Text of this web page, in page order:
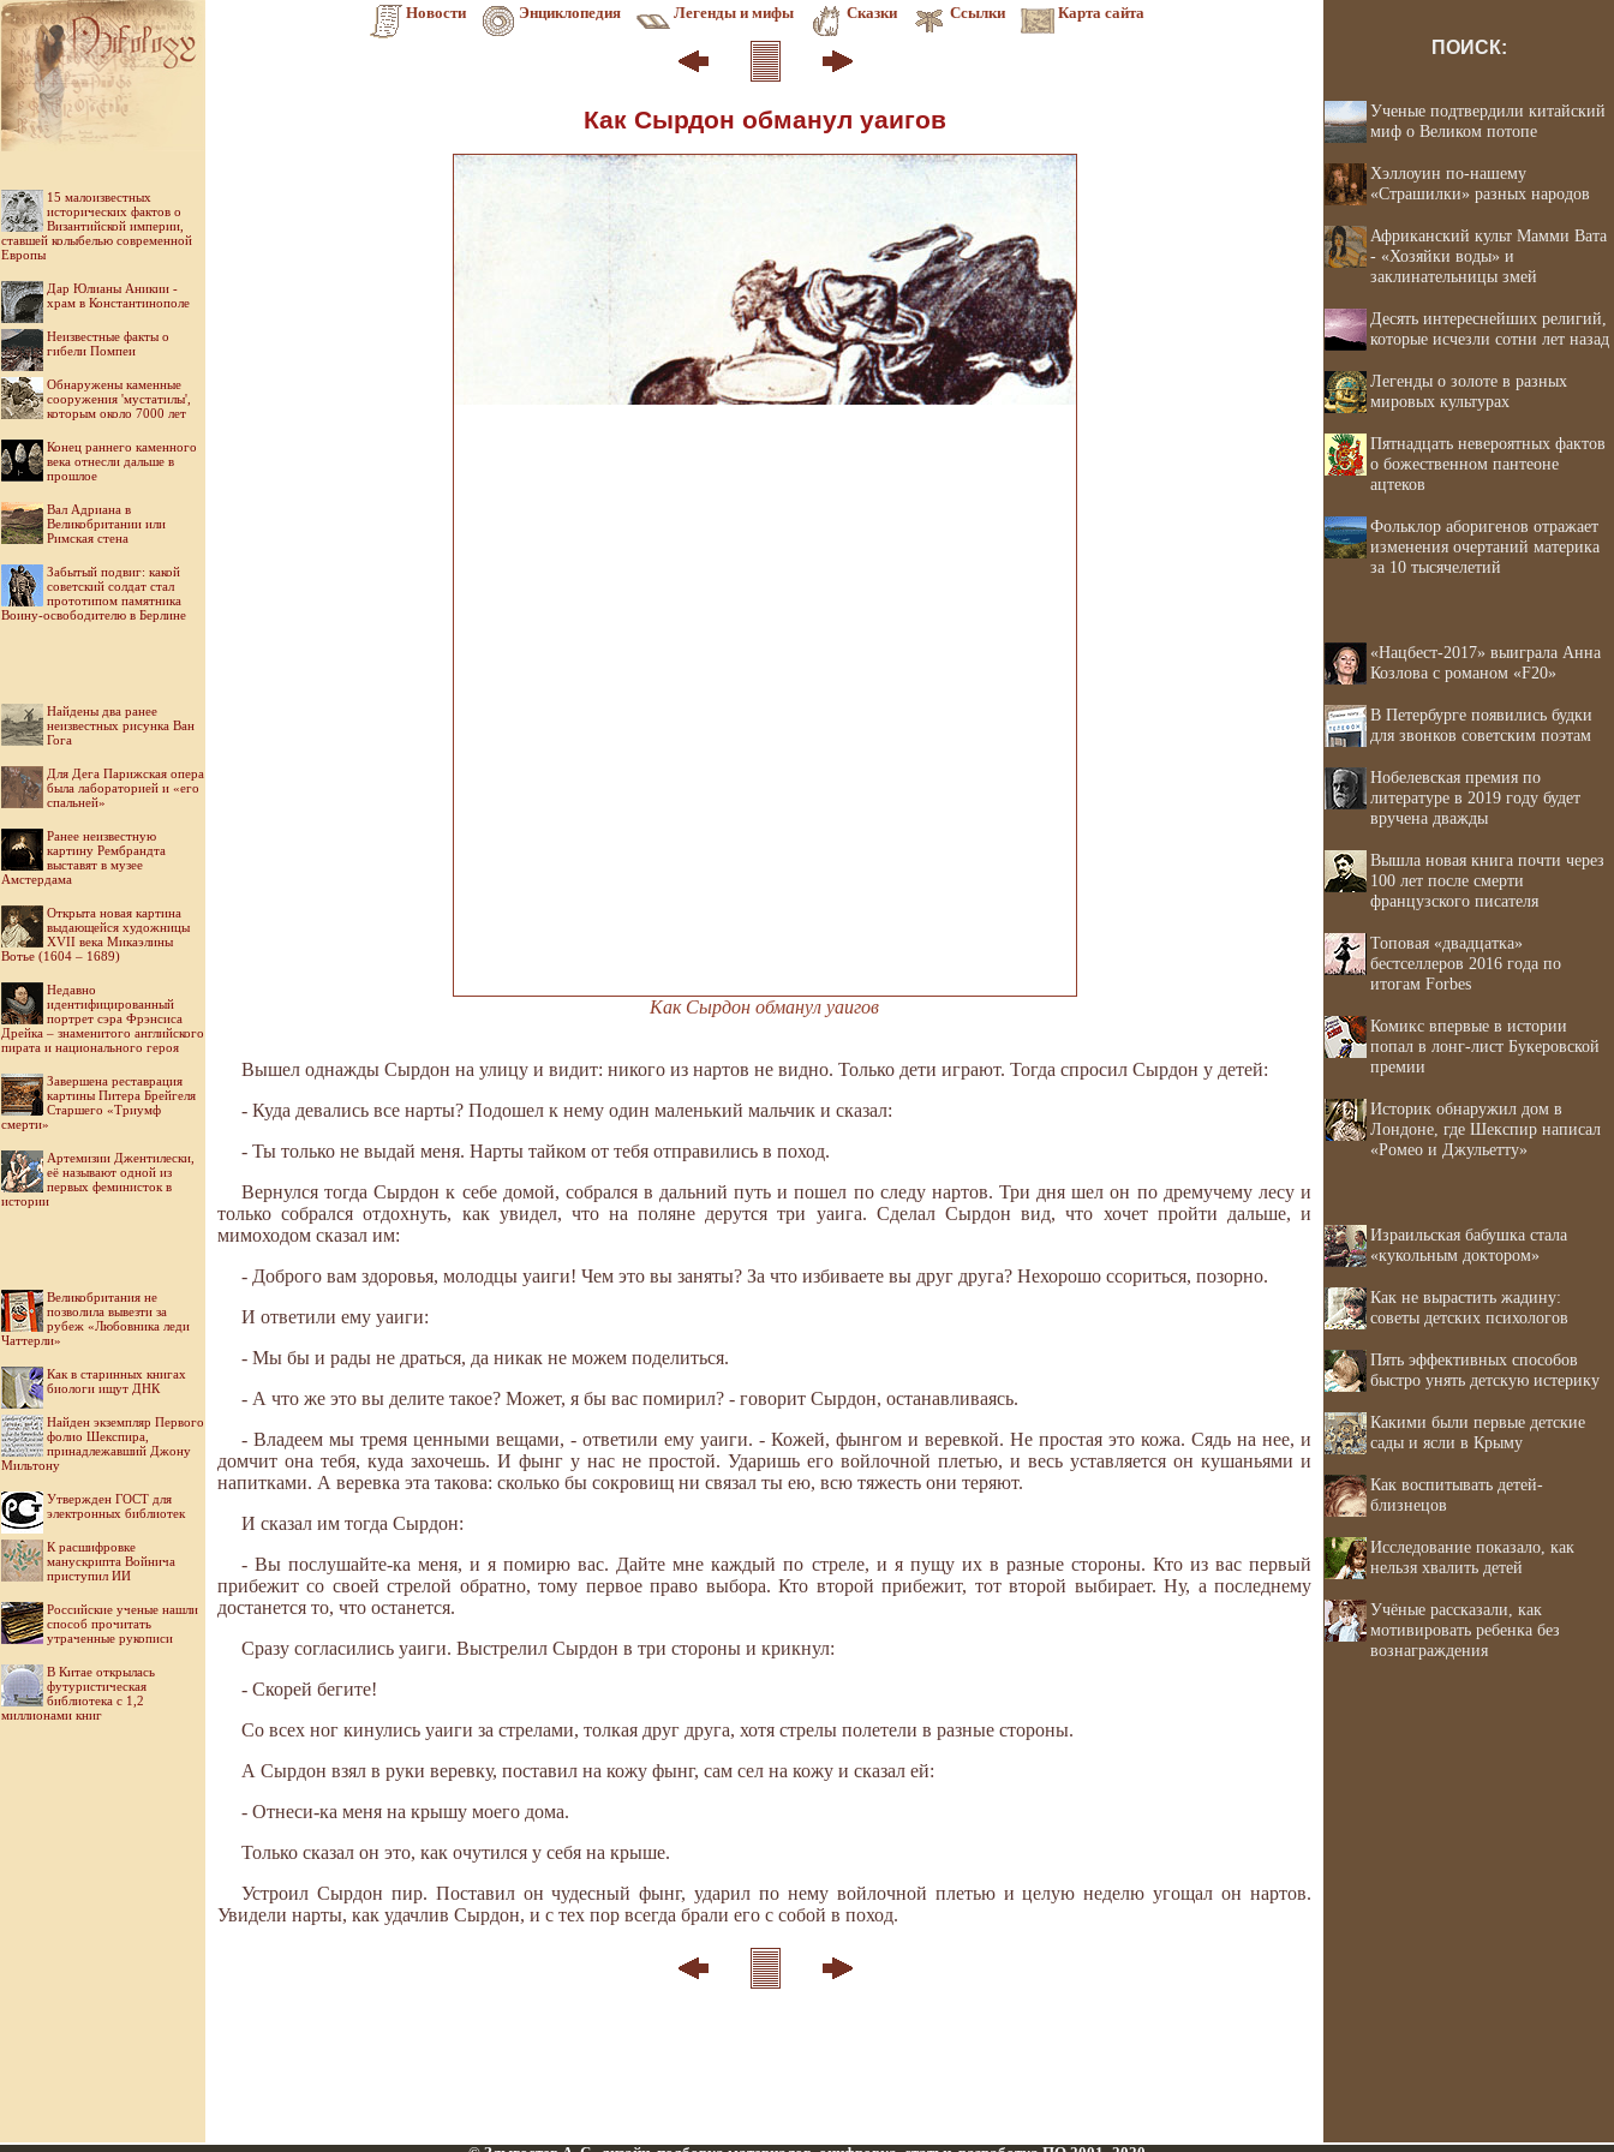
Новости Энциклопедия Легенды и мифы Сказки Ссылки Карта сайта
15 малоизвестных
исторических фактов о
Византийской империи,
ставшей колыбелью современной
Европы
Дар Юлианы Аникии -
храм в Константинополе
Неизвестные факты о
гибели Помпеи
Обнаружены каменные
сооружения 'мустатилы',
которым около 7000 лет
Конец раннего каменного
века отнесли дальше в
прошлое
Вал Адриана в
Великобритании или
Римская стена
Забытый подвиг: какой
советский солдат стал
прототипом памятника
Воину-освободителю в Берлине
Найдены два ранее
неизвестных рисунка Ван
Гога
Для Дега Парижская опера
была лабораторией и «его
спальней»
Ранее неизвестную
картину Рембрандта
выставят в музее
Амстердама
Открыта новая картина
выдающейся художницы
XVII века Микаэлины
Вотье (1604 – 1689)
Недавно
идентифицированный
портрет сэра Фрэнсиса
Дрейка – знаменитого английского
пирата и национального героя
Завершена реставрация
картины Питера Брейгеля
Старшего «Триумф
смерти»
Артемизии Джентилески,
её называют одной из
первых феминисток в
истории
Великобритания не
позволила вывезти за
рубеж «Любовника леди
Чаттерли»
Как в старинных книгах
биологи ищут ДНК
Найден экземпляр Первого
фолио Шекспира,
принадлежавший Джону
Мильтону
Утвержден ГОСТ для
электронных библиотек
К расшифровке
манускрипта Войнича
приступил ИИ
Российские ученые нашли
способ прочитать
утраченные рукописи
В Китае открылась
футуристическая
библиотека с 1,2
миллионами книг
Как Сырдон обманул уаигов
Как Сырдон обманул уаигов
Вышел однажды Сырдон на улицу и видит: никого из нартов не видно. Только дети играют. Тогда спросил Сырдон у детей:
- Куда девались все нарты? Подошел к нему один маленький мальчик и сказал:
- Ты только не выдай меня. Нарты тайком от тебя отправились в поход.
Вернулся тогда Сырдон к себе домой, собрался в дальний путь и пошел по следу нартов. Три дня шел он по дремучему лесу и
только собрался отдохнуть, как увидел, что на поляне дерутся три уаига. Сделал Сырдон вид, что хочет пройти дальше, и
мимоходом сказал им:
- Доброго вам здоровья, молодцы уаиги! Чем это вы заняты? За что избиваете вы друг друга? Нехорошо ссориться, позорно.
И ответили ему уаиги:
- Мы бы и рады не драться, да никак не можем поделиться.
- А что же это вы делите такое? Может, я бы вас помирил? - говорит Сырдон, останавливаясь.
- Владеем мы тремя ценными вещами, - ответили ему уаиги. - Кожей, фынгом и веревкой. Не простая это кожа. Сядь на нее, и
домчит она тебя, куда захочешь. И фынг у нас не простой. Ударишь его войлочной плетью, и весь уставляется он кушаньями и
напитками. А веревка эта такова: сколько бы сокровищ ни связал ты ею, всю тяжесть они теряют.
И сказал им тогда Сырдон:
- Вы послушайте-ка меня, и я помирю вас. Дайте мне каждый по стреле, и я пущу их в разные стороны. Кто из вас первый
прибежит со своей стрелой обратно, тому первое право выбора. Кто второй прибежит, тот второй выбирает. Ну, а последнему
достанется то, что останется.
Сразу согласились уаиги. Выстрелил Сырдон в три стороны и крикнул:
- Скорей бегите!
Со всех ног кинулись уаиги за стрелами, толкая друг друга, хотя стрелы полетели в разные стороны.
А Сырдон взял в руки веревку, поставил на кожу фынг, сам сел на кожу и сказал ей:
- Отнеси-ка меня на крышу моего дома.
Только сказал он это, как очутился у себя на крыше.
Устроил Сырдон пир. Поставил он чудесный фынг, ударил по нему войлочной плетью и целую неделю угощал он нартов.
Увидели нарты, как удачлив Сырдон, и с тех пор всегда брали его с собой в поход.
ПОИСК:
Ученые подтвердили китайский
миф о Великом потопе
Хэллоуин по-нашему
«Страшилки» разных народов
Африканский культ Мамми Вата
- «Хозяйки воды» и
заклинательницы змей
Десять интереснейших религий,
которые исчезли сотни лет назад
Легенды о золоте в разных
мировых культурах
Пятнадцать невероятных фактов
о божественном пантеоне
ацтеков
Фольклор аборигенов отражает
изменения очертаний материка
за 10 тысячелетий
«Нацбест-2017» выиграла Анна
Козлова с романом «F20»
В Петербурге появились будки
для звонков советским поэтам
Нобелевская премия по
литературе в 2019 году будет
вручена дважды
Вышла новая книга почти через
100 лет после смерти
французского писателя
Топовая «двадцатка»
бестселлеров 2016 года по
итогам Forbes
Комикс впервые в истории
попал в лонг-лист Букеровской
премии
Историк обнаружил дом в
Лондоне, где Шекспир написал
«Ромео и Джульетту»
Израильская бабушка стала
«кукольным доктором»
Как не вырастить жадину:
советы детских психологов
Пять эффективных способов
быстро унять детскую истерику
Какими были первые детские
сады и ясли в Крыму
Как воспитывать детей-
близнецов
Исследование показало, как
нельзя хвалить детей
Учёные рассказали, как
мотивировать ребенка без
вознаграждения